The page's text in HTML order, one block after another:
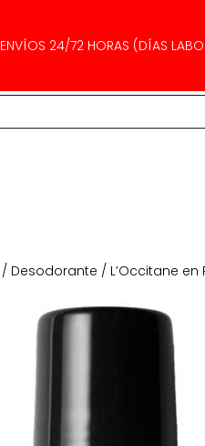
ENVÍOS 24/72 HORAS (DÍAS
/ Desodorante / L’Occitane